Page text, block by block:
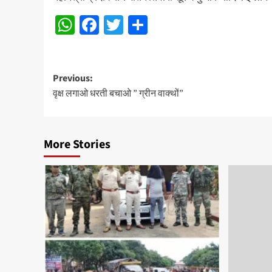
WhatsApp
Facebook
Twitter
Post
navigation
Previous:
वृक्ष लगाओ धरती बचाओ ” ग्रीन वाक्थों”
More Stories